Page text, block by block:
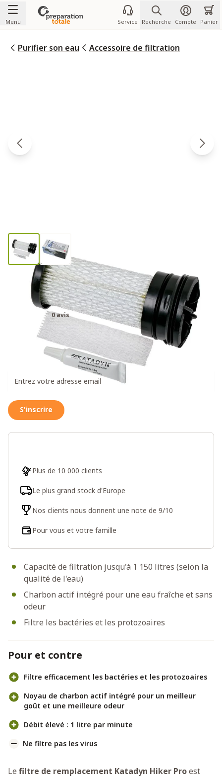
Allez au contenu
Menu Service Recherche Compte Panier
Purifier son eau Accessoire de filtration
Katadyn Hiker Pro filtre de
remplacement
0 avis
Recevez un message dès que ce produit est à
nouveau disponible
S'inscrire
Capacité de filtration jusqu'à 1 150 litres (selon la
qualité de l'eau)
Charbon actif intégré pour une eau fraîche et sans
odeur
Filtre les bactéries et les protozoaires
Plus de 10 000 clients
Le plus grand stock d'Europe
Nos clients nous donnent une note de 9/10
Pour vous et votre famille
Pour et contre
Filtre efficacement les bactéries et les protozoaires
Noyau de charbon actif intégré pour un meilleur
goût et une meilleure odeur
Débit élevé : 1 litre par minute
Ne filtre pas les virus
Le filtre de remplacement Katadyn Hiker Proest